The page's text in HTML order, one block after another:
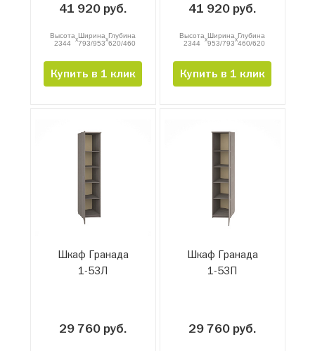
41 920 руб.
Высота
2344
xШирина
793/953xГлубина
620/460
Купить в 1 клик
41 920 руб.
Высота
2344
xШирина
953/793xГлубина
460/620
Купить в 1 клик
Шкаф Гранада
1-53Л
29 760 руб.
Шкаф Гранада
1-53П
29 760 руб.